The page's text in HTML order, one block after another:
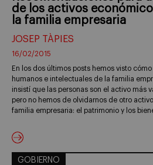
de los activos
la familia empresaria
JOSEP TÀPIES
16/02/2015
En los dos últimos posts hemos visto
humanos e intelectuales de la familia
insistí que las personas son el activo más
pero no hemos de olvidarnos de otro
familia empresaria: el patrimonio y los
GOBIERNO